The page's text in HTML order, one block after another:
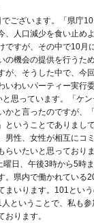
ございます。「県庁
、人口減少を食い止め
ですが、その中で10月
の機会の提供を行うた
が、そうした中で、今
いわいパーティー実行
思っています。「ケ
かと言ったのですが、
ということでありまし
男性、女性が相互にコ
いたいと思っておりま
日、午後3時から5時
。県内で働かれている
まいります。101とい
ということで、私も
ります。